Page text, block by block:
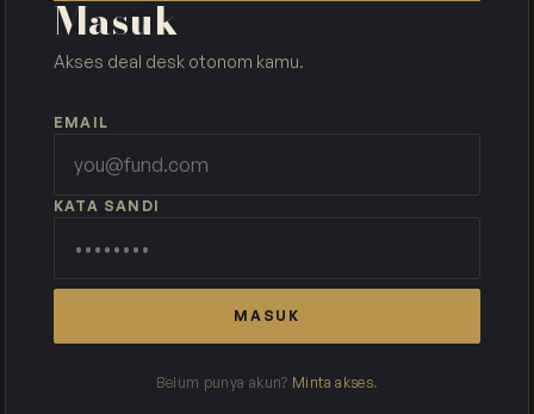
Masuk
Akses deal desk otonom kamu.
EMAIL
KATA SANDI
MASUK
Belum punya akun? Minta akses.